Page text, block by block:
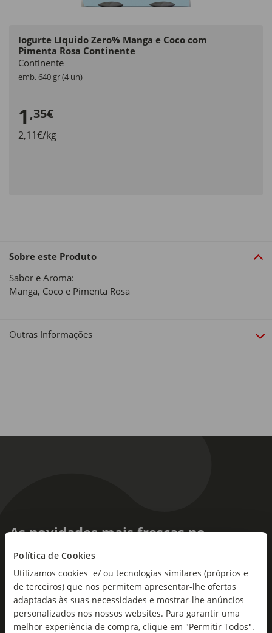
Política de Cookies
Utilizamos cookies e/ ou tecnologias similares (próprios e
de terceiros) que nos permitem apresentar-lhe ofertas
adaptadas às suas necessidades e mostrar-lhe anúncios
personalizados nos nossos websites. Para garantir uma
melhor experiência de compra, clique em "Permitir Todos".
Iogurte Líquido Zero% Manga e Coco com
Pimenta Rosa Continente
Continente
emb. 640 gr (4 un)
1 ,35€
2,11€/kg
Sobre este Produto
Sabor e Aroma:
Manga, Coco e Pimenta Rosa
Outras Informações
As novidades mais frescas no
seu e-mail!
Subscreva e descubra campanhas exclusivas,
ofertas e novidades para si.
Insira o seu e-
mail
Subscrever